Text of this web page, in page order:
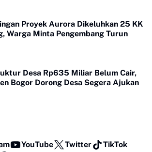
Proyek Aurora Dikeluhkan 25 KK
Warga Minta Pengembang Turun
Desa Rp635 Miliar Belum Cair,
Bogor Dorong Desa Segera Ajukan
YouTube Twitter
TikTok